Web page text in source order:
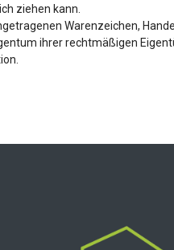
ziehen kann.
Warenzeichen,
ihrer rechtmäßigen